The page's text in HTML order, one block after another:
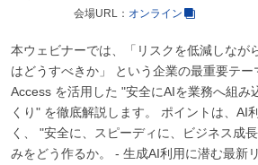
会場URL： オンライン
本ウェビナーでは、「リスクを低減しなが
はどうすべきか」 という企業の最重要テ
Access を活用した "安全にAIを業務へ組み
くり" を徹底解説します。 ポイントは、AI
く、 "安全に、スピーディに、ビジネス成
みをどう作るか。 - 生成AI利用に潜む最新